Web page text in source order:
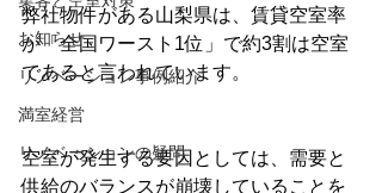
お知らせ
リノベーション事例紹介
満室経営
リノベーションの疑問
弊社物件がある山梨県は、賃貸空室率
が「全国ワースト1位」で約3割は空室
であると言われています。
空室が発生する要因としては、需要と
供給のバランスが崩壊していることを